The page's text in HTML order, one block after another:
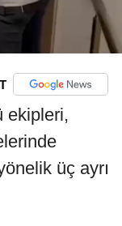
ekipleri,
üç ayrı